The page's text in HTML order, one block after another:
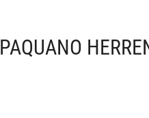
PAQUANO